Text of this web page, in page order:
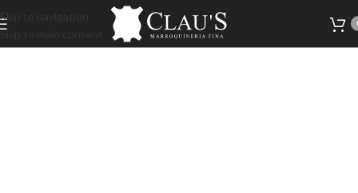
Skip to navigation
Skip to main content